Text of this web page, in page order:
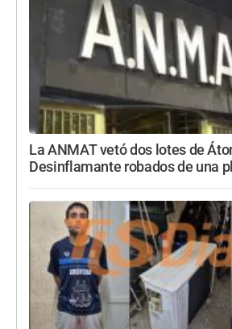
La ANMAT vetó dos lotes de
Desinflamante robados de una